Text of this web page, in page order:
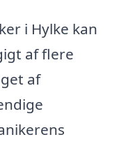
i Hylke kan
af flere
af